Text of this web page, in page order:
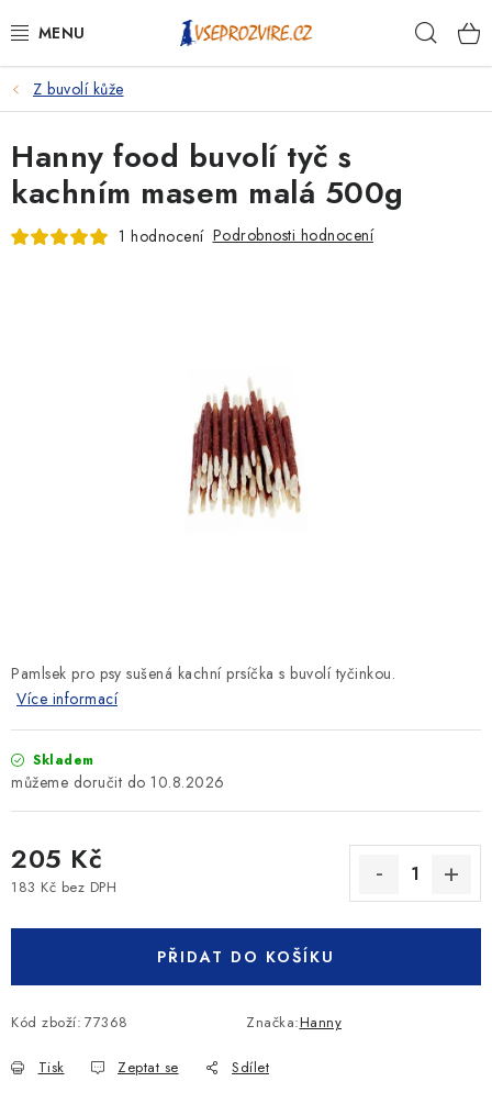
na
PSI
KOČKY
KONĚ
KRÁLÍCI/HLODAVCI/PTÁCI
Z buvolí kůže
Pamlsek pro psy sušená kachní prsíčka s buvolí tyčinkou.
Více informací
Skladem
10.8.2026
205 Kč
183 Kč bez DPH
PŘIDAT DO KOŠÍKU
Kód zboží: 77368 Značka:Hanny
Tisk Zeptat se Sdílet
Hanny food buvolí tyč s
kachním masem malá 500g
1 hodnocení Podrobnosti hodnocení